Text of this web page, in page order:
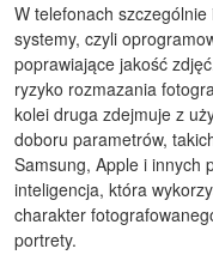
W telefonach
systemy, czyli
poprawiające jakość
ryzyko rozmazania
kolei druga zdejmuje z
doboru parametrów,
Samsung, Apple i innych
inteligencja, która
charakter
portrety.